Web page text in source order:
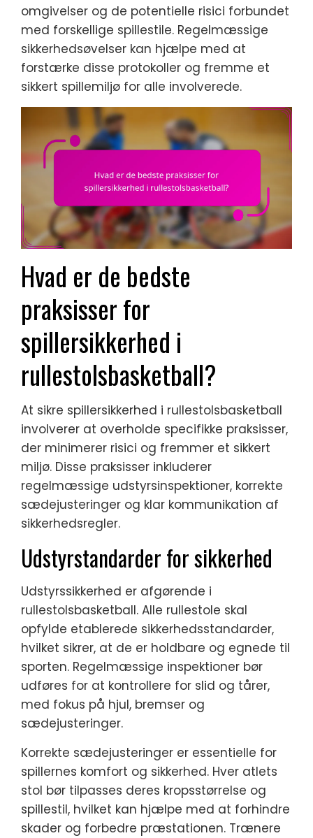
omgivelser og de potentielle risici forbundet
med forskellige spillestile. Regelmæssige
sikkerhedsøvelser kan hjælpe med at
forstærke disse protokoller og fremme et
sikkert spillemiljø for alle involverede.
Hvad er de bedste
praksisser for
spillersikkerhed i
rullestolsbasketball?
At sikre spillersikkerhed i rullestolsbasketball
involverer at overholde specifikke praksisser,
der minimerer risici og fremmer et sikkert
miljø. Disse praksisser inkluderer
regelmæssige udstyrsinspektioner, korrekte
sædejusteringer og klar kommunikation af
sikkerhedsregler.
Udstyrstandarder for sikkerhed
Udstyrssikkerhed er afgørende i
rullestolsbasketball. Alle rullestole skal
opfylde etablerede sikkerhedsstandarder,
hvilket sikrer, at de er holdbare og egnede til
sporten. Regelmæssige inspektioner bør
udføres for at kontrollere for slid og tårer,
med fokus på hjul, bremser og
sædejusteringer.
Korrekte sædejusteringer er essentielle for
spillernes komfort og sikkerhed. Hver atlets
stol bør tilpasses deres kropsstørrelse og
spillestil, hvilket kan hjælpe med at forhindre
skader og forbedre præstationen. Trænere